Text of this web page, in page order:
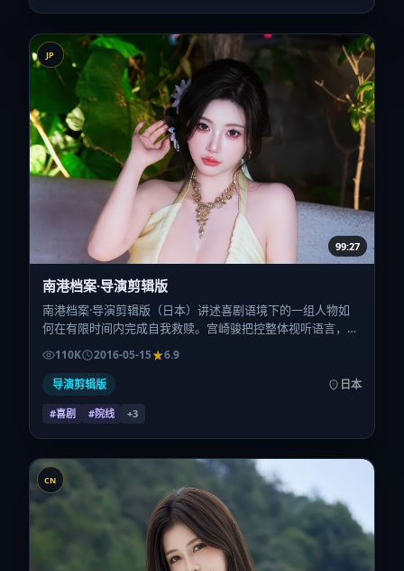
JP
99:27
南港档案·导演剪辑版
南港档案·导演剪辑版（日本）讲述喜剧语境下的一组人物如
何在有限时间内完成自我救赎。宫崎骏把控整体视听语言，长
泽雅美、周迅、热依扎、王景春、杨紫的表演层次丰富。影片
定于 2016-05-15 起陆续登陆院线与网络平台，春季档公映，
片长105分钟。
110K 2016-05-15
6.9
导演剪辑版
日本
#喜剧 #院线 +3
CN